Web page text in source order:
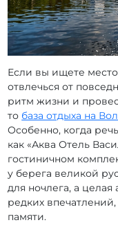
Если вы ищете
отвлечься от
ритм жизни и
то база отдыха на
Особенно, когда
как «Аква Отель
гостиничном
у берега великой
для ночлега, а
редких
памяти.